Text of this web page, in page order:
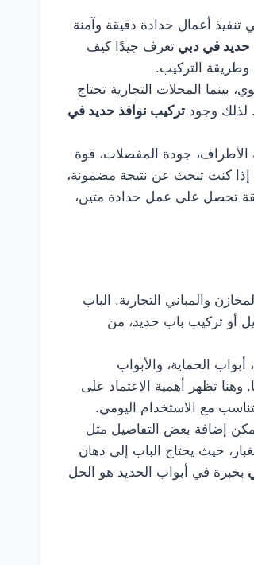
أعمال حدادة دقيقة وآمنة
حديد في دبي تعرف جيدًا كيف
وطريقة التركيب.
المحلات التجارية تحتاج
لذلك وجود تركيب نوافذ حديد في
الأطراف، جودة المفصلات، قوة
إذا كنت تبحث عن نتيجة مضمونة،
تحصل على عمل حدادة متين،
والمباني التجارية. الباب
أو تركيب باب حديد، من
الحماية، والأبواب
تظهر أهمية الاعتماد على
مع الاستخدام اليومي.
إضافة بعض التفاصيل مثل
حيث يحتاج الباب إلى دهان
بخبرة في أبواب الحديد هو الحل